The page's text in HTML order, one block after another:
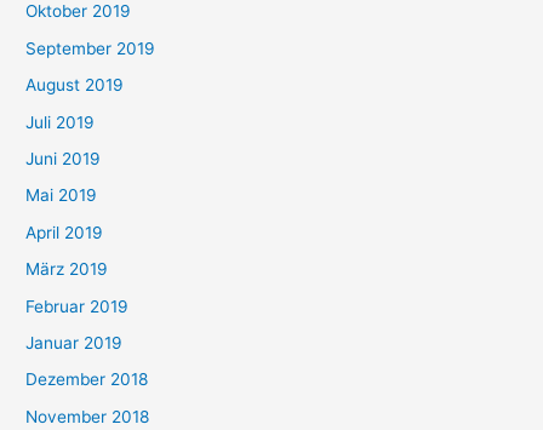
Oktober 2019
September 2019
August 2019
Juli 2019
Juni 2019
Mai 2019
April 2019
März 2019
Februar 2019
Januar 2019
Dezember 2018
November 2018